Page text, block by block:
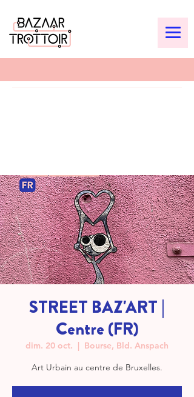
STREET BAZ'ART |
Centre (FR)
dim. 20 oct.
  |
Bourse, Bld. Anspach
Art Urbain au centre de Bruxelles.